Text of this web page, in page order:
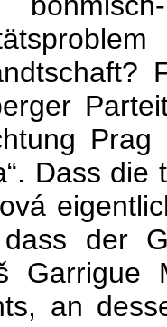
Prag
Dass
der
Garrigue
an